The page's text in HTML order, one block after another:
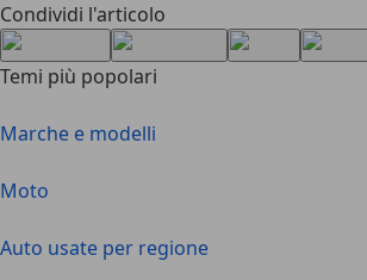
Condividi l'articolo
Temi più popolari
Marche e modelli
Moto
Auto usate per regione